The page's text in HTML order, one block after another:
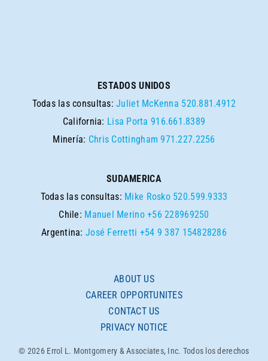
ESTADOS UNIDOS
Todas las consultas:Juliet McKenna 520.881.4912
California: Lisa Porta 916.661.8389
Minería: Chris Cottingham 971.227.2256
SUDAMERICA
Todas las consultas: Mike Rosko 520.599.9333
Chile: Manuel Merino +56 228969250
Argentina:José Ferretti +54 9 387 154828286
ABOUT US
CAREER OPPORTUNITES
CONTACT US
PRIVACY NOTICE
© 2026 Errol L. Montgomery & Associates, Inc. Todos los derechos